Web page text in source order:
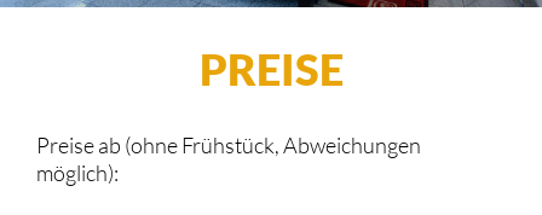
PREISE
Preise ab (ohne Frühstück, Abweichungen
möglich):